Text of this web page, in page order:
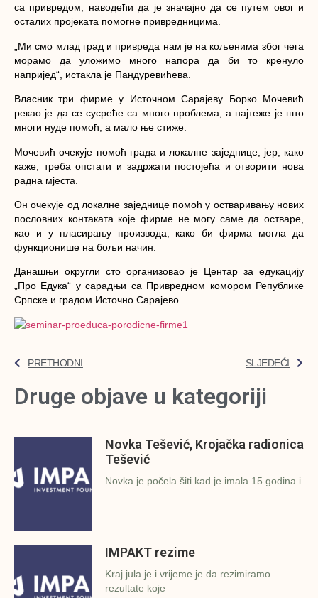
са привредом, наводећи да је значајно да се путем овог и
осталих пројеката помогне привредницима.
„Ми смо млад град и привреда нам је на кољенима због чега
морамо да уложимо много напора да би то кренуло
напријед“ , истакла је Пандуревићева.
Власник три фирме у Источном Сарајеву Борко Мочевић
рекао је да се сусреће са много проблема, а најтеже је што
многи нуде помоћ, а мало ње стиже.
Мочевић очекује помоћ града и локалне заједнице, јер, како
каже, треба опстати и задржати постојећа и отворити нова
радна мјеста.
Он очекује од локалне заједнице помоћ у остваривању нових
пословних контаката које фирме не могу саме да остваре,
као и у пласирању производа, како би фирма могла да
функционише на бољи начин.
Данашњи округли сто организовао је Центар за едукацију
„Про Едука“ у сарадњи са Привредном комором Републике
Српске и градом Источно Сарајево.
PRETHODNI SLJEDEĆI
Druge objave u kategoriji
Novka Tešević, Krojačka radionica
Tešević
Novka je počela šiti kad je imala 15 godina i
IMPAKT rezime
Kraj jula je i vrijeme je da rezimiramo
rezultate koje